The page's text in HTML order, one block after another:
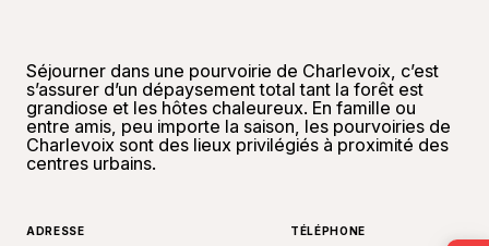
Séjourner dans une pourvoirie de Charlevoix, c’est
s’assurer d’un dépaysement total tant la forêt est
grandiose et les hôtes chaleureux. En famille ou
entre amis, peu importe la saison, les pourvoiries de
Charlevoix sont des lieux privilégiés à proximité des
centres urbains.
ADRESSE TÉLÉPHONE